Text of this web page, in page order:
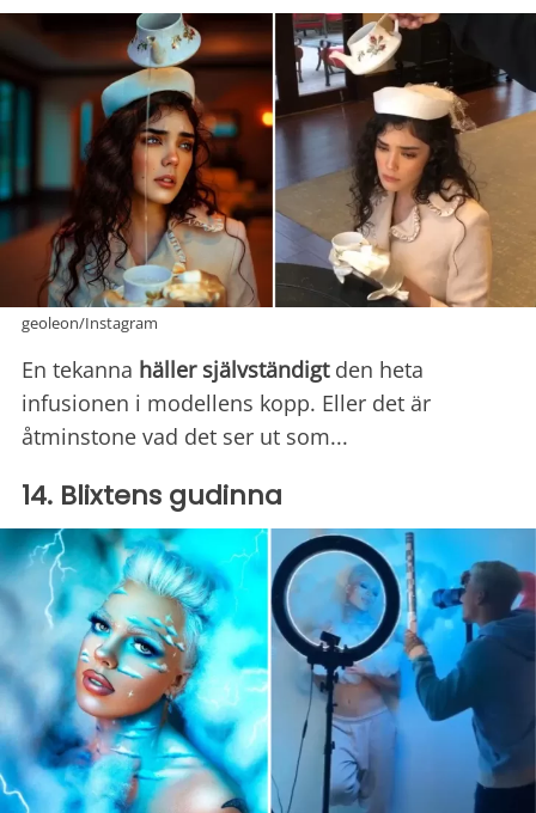
geoleon/Instagram
En tekanna häller självständigtden heta
infusionen i modellens kopp. Eller det är
åtminstone vad det ser ut som...
14. Blixtens gudinna